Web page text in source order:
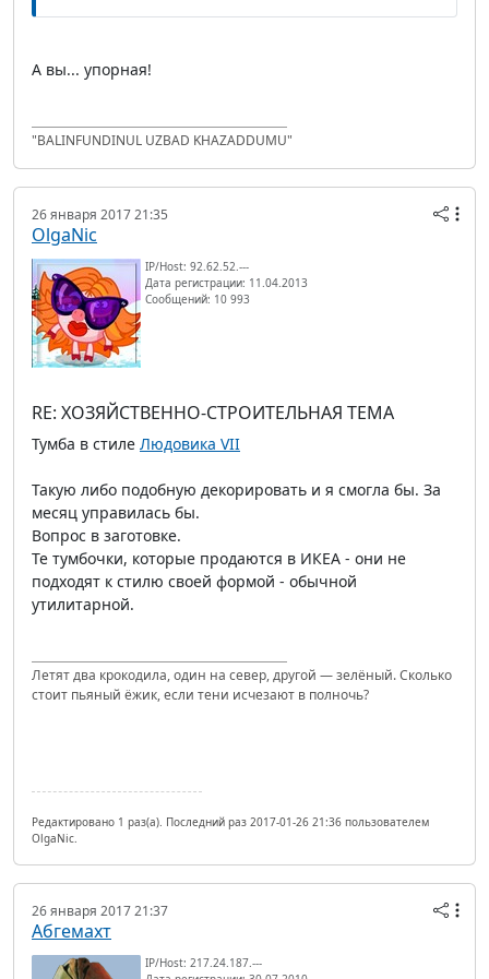
А вы... упорная!
"BALINFUNDINUL UZBAD KHAZADDUMU"
26 января 2017 21:35
OlgaNic
IP/Host: 92.62.52.---
Дата регистрации: 11.04.2013
Сообщений: 10 993
RE: ХОЗЯЙСТВЕННО-СТРОИТЕЛЬНАЯ ТЕМА
Тумба в стиле Людовика VII
Такую либо подобную декорировать и я смогла бы. За
месяц управилась бы.
Вопрос в заготовке.
Те тумбочки, которые продаются в ИКЕА - они не
подходят к стилю своей формой - обычной
утилитарной.
Летят два крокодила, один на север, другой — зелёный. Сколько
стоит пьяный ёжик, если тени исчезают в полночь?
Редактировано 1 раз(а). Последний раз 2017-01-26 21:36 пользователем
OlgaNic.
26 января 2017 21:37
Абгемахт
IP/Host: 217.24.187.---